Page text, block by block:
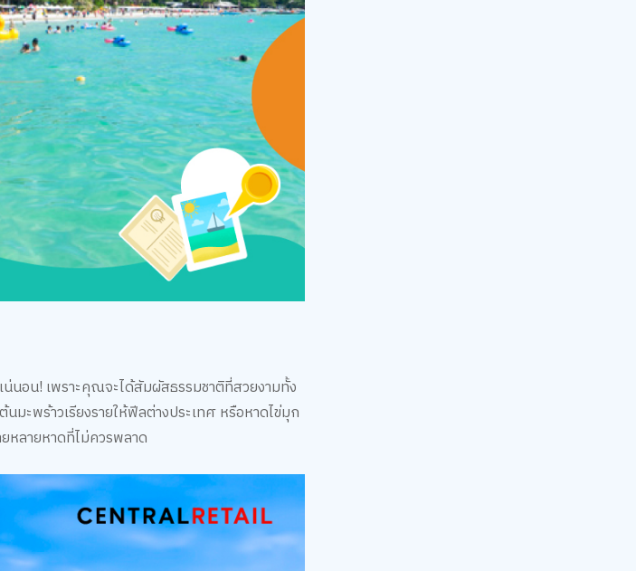
นอน! เพราะคุณจะได้สัมผัสธรรมชาติที่สวยงามทั้ง
ะพร้าวเรียงรายให้ฟีลต่างประเทศ หรือหาดไข่มุก
หลายหาดที่ไม่ควรพลาด